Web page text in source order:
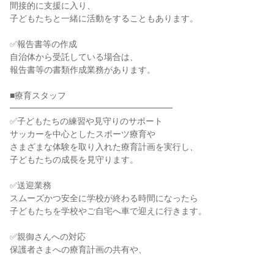
間接的に支援に入り、
子どもたちと一緒に活動をすることもあります。
✅報告書等の作成
自治体から受託している場合は、
報告書等の書類作成業務があります。
■療育スタッフ
━━━━━━━━━━━━━━━━━━━
✅子どもたちの練習や見守りのサポート
サッカーを中心としたスポーツ療育や
さまざまな体験を取り入れた療育計画を実行し、
子どもたちの成長を見守ります。
✅送迎業務
スムーズかつ安全に学校が終わる時間になったら
子どもたちを学校やご自宅へ車で迎えに行きます。
✅親御さんへの対応
保護者さまへの療育計画の共有や、